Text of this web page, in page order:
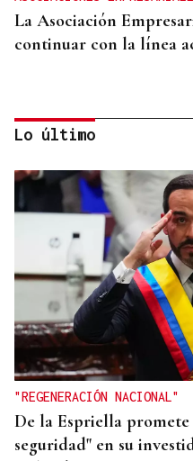
La Asociación
continuar con la línea
DISTRIBUIDORA FAMILIAR
Gaseosas Roca, medio
Valdeorras y Coca-Cola
Lo último
"REGENERACIÓN NACIONAL"
De la Espriella
seguridad" en su